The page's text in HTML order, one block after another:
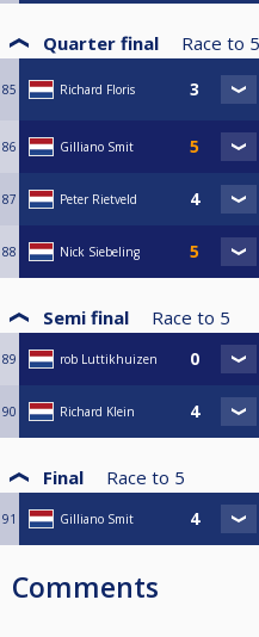
Quarter final Race to 5
85 Richard Floris
86 Gilliano Smit
87 Peter Rietveld
88 Nick Siebeling
Semi final Race to 5
89 rob Luttikhuizen
90 Richard Klein
Final Race to 5
91 Gilliano Smit
Comments